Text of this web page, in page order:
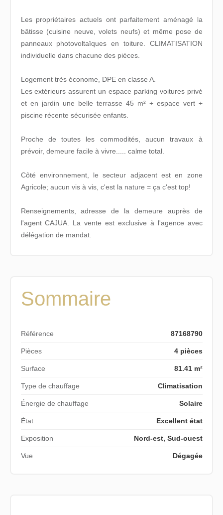
Les propriétaires actuels ont parfaitement aménagé la
bâtisse (cuisine neuve, volets neufs) et même pose de
panneaux photovoltaïques en toiture. CLIMATISATION
individuelle dans chacune des pièces.
Logement très économe, DPE en classe A.
Les extérieurs assurent un espace parking voitures privé
et en jardin une belle terrasse 45 m² + espace vert +
piscine récente sécurisée enfants.
Proche de toutes les commodités, aucun travaux à
prévoir, demeure facile à vivre..... calme total.
Côté environnement, le secteur adjacent est en zone
Agricole; aucun vis à vis, c'est la nature = ça c'est top!
Renseignements, adresse de la demeure auprès de
l'agent CAJUA. La vente est exclusive à l'agence avec
délégation de mandat.
Sommaire
Référence 87168790
Pièces 4 pièces
Surface 81.41 m²
Type de chauffage Climatisation
Énergie de chauffage Solaire
État Excellent état
Exposition Nord-est, Sud-ouest
Vue Dégagée